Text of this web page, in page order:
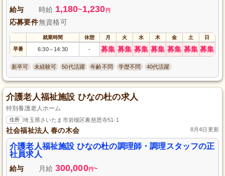
給与 時給 1,180~1,230 円
応募要件無資格可
就業時間 休憩 月 火 水 木 金 土 日
早番 6:30～ 14:30 - 募集 募集 募集 募集 募集 募集 募集
新卒可 未経験可 50代活躍 年齢不問 学歴不問 40代活躍
介護老人福祉施設 ひなの杜の求人
特別養護老人ホーム
住所 埼玉県さいたま市岩槻区裏慈恩寺51-1
社会福祉法人 春の木会 8月4日更新
介護老人福祉施設 ひなの杜の調理師・調理スタッフの正
社員求人
給与 月給 300,000円~